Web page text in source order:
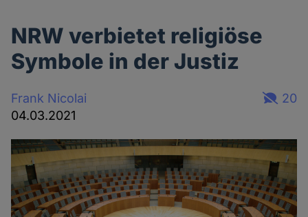
NRW verbietet religiöse
Symbole in der Justiz
Frank Nicolai
04.03.2021
20